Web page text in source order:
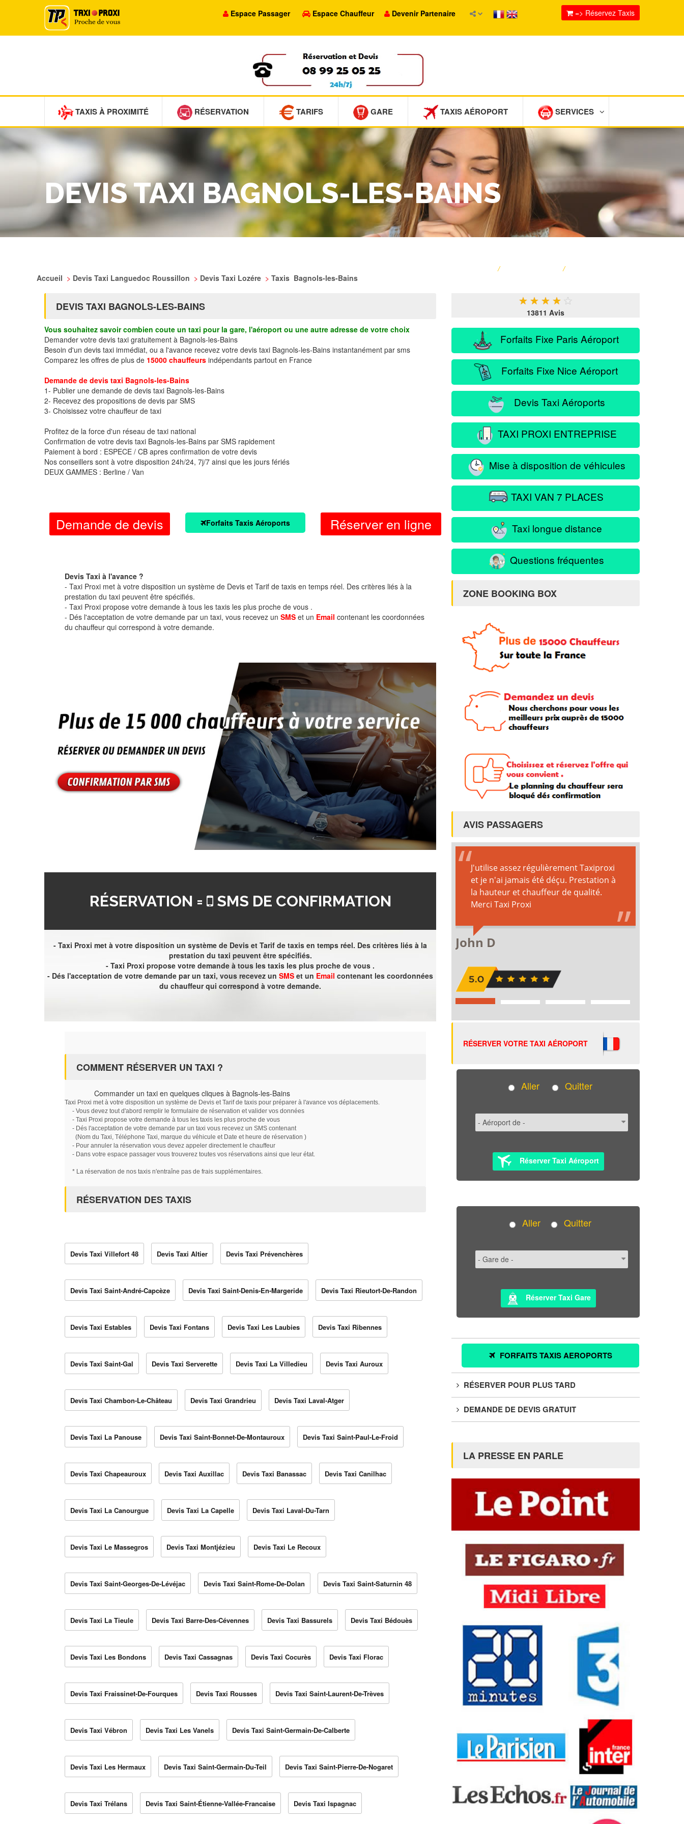
Espace Passager Espace Chauffeur Devenir Partenaire => Réservez Taxis
TAXIS À PROXIMITÉ RÉSERVATION TARIFS GARE TAXIS AÉROPORT SERVICES
DEVIS TAXI BAGNOLS-LES-BAINS
/ /
Accueil > Devis Taxi Languedoc Roussillon > Devis Taxi Lozére > Taxis Bagnols-les-Bains
DEVIS TAXI BAGNOLS-LES-BAINS
Vous souhaitez savoir combien coute un taxi pour la gare, l'aéroport ou une autre adresse de votre choix
Demander votre devis taxi gratuitement à Bagnols-les-Bains
Besoin d'un devis taxi immédiat, ou a l'avance recevez votre devis taxi Bagnols-les-Bains instantanément par sms
Comparez les offres de plus de 15000 chauffeurs indépendants partout en France
Demande de devis taxi Bagnols-les-Bains
1- Publier une demande de devis taxi Bagnols-les-Bains
2- Recevez des propositions de devis par SMS
3- Choisissez votre chauffeur de taxi
Profitez de la force d'un réseau de taxi national
Confirmation de votre devis taxi Bagnols-les-Bains par SMS rapidement
Paiement à bord : ESPECE / CB apres confirmation de votre devis
Nos conseillers sont à votre disposition 24h/24, 7j/7 ainsi que les jours fériés
DEUX GAMMES : Berline / Van
Demande de devis Forfaits Taxis Aéroports Réserver en ligne
Devis Taxi à l'avance ?
- Taxi Proxi met à votre disposition un système de Devis et Tarif de taxis en temps réel. Des critères liés à la
prestation du taxi peuvent être spécifiés.
- Taxi Proxi propose votre demande à tous les taxis les plus proche de vous .
- Dés l'acceptation de votre demande par un taxi, vous recevez un SMS et un Email contenant les coordonnées
du chauffeur qui correspond à votre demande.
RÉSERVATION = SMS DE CONFIRMATION
- Taxi Proxi met à votre disposition un système de Devis et Tarif de taxis en temps réel. Des critères liés à la
prestation du taxi peuvent être spécifiés.
- Taxi Proxi propose votre demande à tous les taxis les plus proche de vous .
- Dés l'acceptation de votre demande par un taxi, vous recevez un SMS et un Email contenant les coordonnées
du chauffeur qui correspond à votre demande.
COMMENT RÉSERVER UN TAXI ?
Commander un taxi en quelques cliques à Bagnols-les-Bains
Taxi Proxi met à votre disposition un système de Devis et Tarif de taxis pour préparer à l'avance vos déplacements.
- Vous devez tout d'abord remplir le formulaire de réservation et valider vos données
- Taxi Proxi propose votre demande à tous les taxis les plus proche de vous
- Dés l'acceptation de votre demande par un taxi vous recevez un SMS contenant
(Nom du Taxi, Téléphone Taxi, marque du véhicule et Date et heure de réservation )
- Pour annuler la réservation vous devez appeler directement le chauffeur
- Dans votre espace passager vous trouverez toutes vos réservations ainsi que leur état.
* La réservation de nos taxis n'entraîne pas de frais supplémentaires.
RÉSERVATION DES TAXIS
Devis Taxi Villefort 48 Devis Taxi Altier Devis Taxi Prévenchères
Devis Taxi Saint-André-Capcèze Devis Taxi Saint-Denis-En-Margeride Devis Taxi Rieutort-De-Randon
Devis Taxi Estables Devis Taxi Fontans Devis Taxi Les Laubies Devis Taxi Ribennes
Devis Taxi Saint-Gal Devis Taxi Serverette Devis Taxi La Villedieu Devis Taxi Auroux
Devis Taxi Chambon-Le-Château Devis Taxi Grandrieu Devis Taxi Laval-Atger
Devis Taxi La Panouse Devis Taxi Saint-Bonnet-De-Montauroux Devis Taxi Saint-Paul-Le-Froid
Devis Taxi Chapeauroux Devis Taxi Auxillac Devis Taxi Banassac Devis Taxi Canilhac
Devis Taxi La Canourgue Devis Taxi La Capelle Devis Taxi Laval-Du-Tarn
Devis Taxi Le Massegros Devis Taxi Montjézieu Devis Taxi Le Recoux
Devis Taxi Saint-Georges-De-Lévéjac Devis Taxi Saint-Rome-De-Dolan Devis Taxi Saint-Saturnin 48
Devis Taxi La Tieule Devis Taxi Barre-Des-Cévennes Devis Taxi Bassurels Devis Taxi Bédouès
Devis Taxi Les Bondons Devis Taxi Cassagnas Devis Taxi Cocurès Devis Taxi Florac
Devis Taxi Fraissinet-De-Fourques Devis Taxi Rousses Devis Taxi Saint-Laurent-De-Trèves
Devis Taxi Vébron Devis Taxi Les Vanels Devis Taxi Saint-Germain-De-Calberte
Devis Taxi Les Hermaux Devis Taxi Saint-Germain-Du-Teil Devis Taxi Saint-Pierre-De-Nogaret
Devis Taxi Trélans Devis Taxi Saint-Étienne-Vallée-Francaise Devis Taxi Ispagnac
★ ★ ★ ★ ★
13811 Avis
Forfaits Fixe Paris Aéroport
Forfaits Fixe Nice Aéroport
Devis Taxi Aéroports
TAXI PROXI ENTREPRISE
Mise à disposition de véhicules
TAXI VAN 7 PLACES
Taxi longue distance
Questions fréquentes
ZONE BOOKING BOX
AVIS PASSAGERS
RÉSERVER VOTRE TAXI AÉROPORT
Aller Quitter
Réserver Taxi Aéroport
Aller Quitter
Réserver Taxi Gare
FORFAITS TAXIS AEROPORTS
RÉSERVER POUR PLUS TARD
DEMANDE DE DEVIS GRATUIT
LA PRESSE EN PARLE